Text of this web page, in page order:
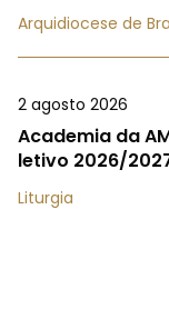
Arquidiocese de
2 agosto 2026
Academia da
letivo 2026/
Liturgia